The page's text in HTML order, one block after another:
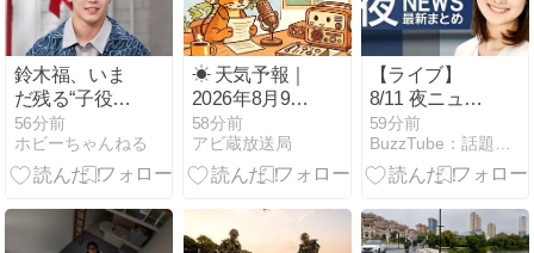
鈴木福、いま
だ残る“子役時
代のイメー
ジ”への思い
「あの時の自
たら今の自分
は絶対ない」
56分前
ホビーちゃんねる
☀ 天気予報｜
2026年8月9
日、きょうの
空模様【アビ
蔵放送局】
58分前
アビ蔵放送局
【ライブ】
8/11 夜ニュー
スまとめ 最新
情報を厳選し
てお届け
【LIVE】
59分前
BuzzTube：話題・流行・旬・最新・注目の動画サイト